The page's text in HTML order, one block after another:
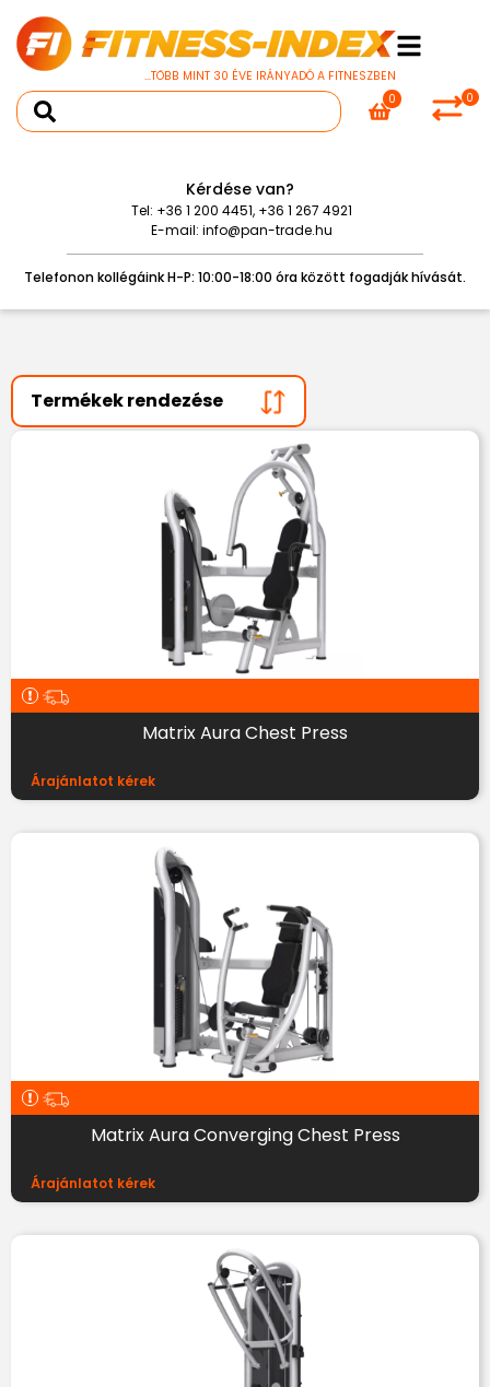
...TÖBB MINT 30 ÉVE IRÁNYADÓ A FITNESZBEN
0
0
Kérdése van?
Tel: +36 1 200 4451, +36 1 267 4921
E-mail: info@pan-trade.hu
Telefonon kollégáink H-P: 10:00-18:00 óra között fogadják hívását.
Matrix Aura Chest Press
Árajánlatot kérek
Matrix Aura Converging Chest Press
Árajánlatot kérek